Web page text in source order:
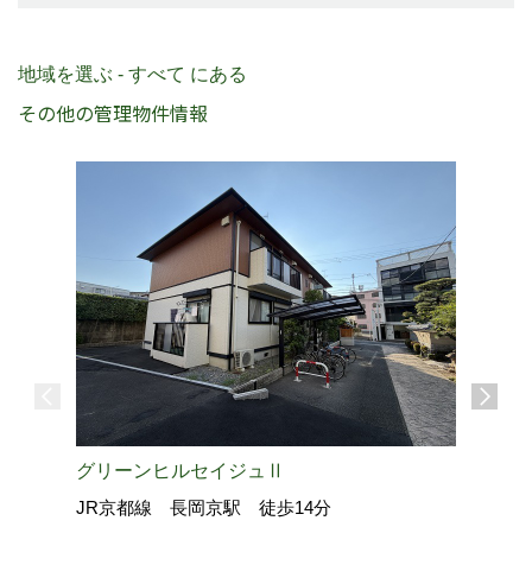
地域を選ぶ - すべて にある
その他の管理物件情報
グリーンヒルセイジュⅡ
JR京都線 長岡京駅 徒歩14分